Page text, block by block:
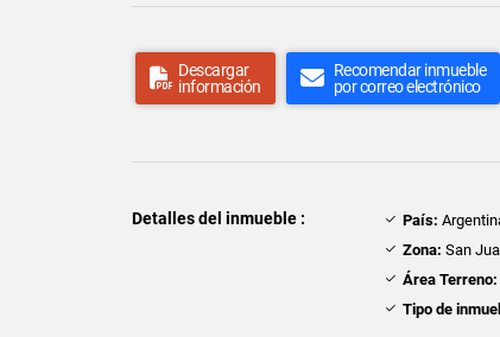
Descargar
información
Recomendar inmueble
por correo electrónico
Detalles del inmueble : País:
Zona: San
Área Terreno:
Tipo de